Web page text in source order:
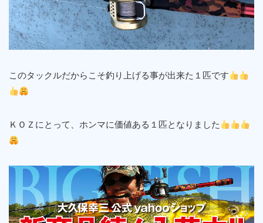
このタックルだからこそ釣り上げる事が出来た１匹です
ＫＯＺにとって、ホンマに価値ある１匹となりました